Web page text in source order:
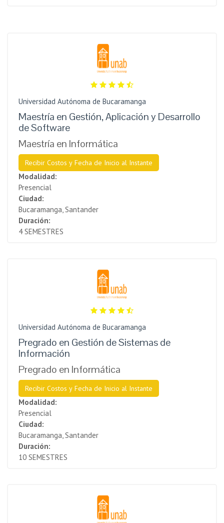
Universidad Autónoma de Bucaramanga
Maestría en Gestión, Aplicación y Desarrollo
de Software
Maestría en Informática
Recibir Costos y Fecha de Inicio al Instante
Modalidad:
Presencial
Ciudad:
Bucaramanga, Santander
Duración:
4 SEMESTRES
Universidad Autónoma de Bucaramanga
Pregrado en Gestión de Sistemas de
Información
Pregrado en Informática
Recibir Costos y Fecha de Inicio al Instante
Modalidad:
Presencial
Ciudad:
Bucaramanga, Santander
Duración:
10 SEMESTRES